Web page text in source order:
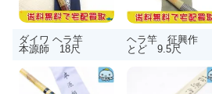
ダイワ ヘラ竿
本源師 18尺
ヘラ竿 征興作
とど 9.5尺